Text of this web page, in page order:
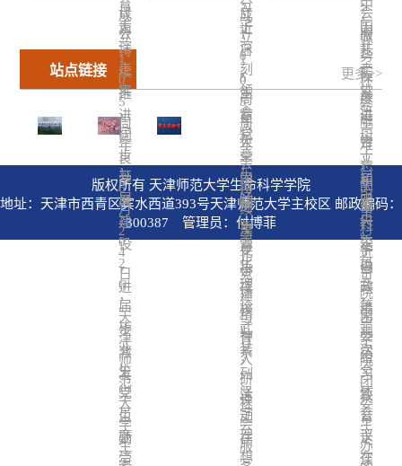
议
公
立
1
0
5
周
年
大
会
上
的
重
要
讲
话
精
神
，
研
读
.
.
主
题
党
日
活
动
会
服
务
深
度
融
合
，
生
命
科
学
学
院
党
委
组
.
.
.
党
课
暨
2026
届
毕
业
生
党
员
主
题
教
育、
新
发
展
党
员
集
体
宣
誓
育
走
深
走
实
，
同
步
开
展
2
0
2
6
届
毕
业
生
党
员
廉
洁
分
子
讲
授
专
题
党
课
分
子
深
刻
领
会
党
章
内
涵
、
强
化
理
论
武
装
、
坚
定
理
想
中
国
共
产
党
第
二
十
届
中
央
委
员
会
第
三
次
全
体
会
议
在
学
学
院
联
合
天
津
市
规
划
展
览
馆
举
办
庆
祝
中
国
共
产
党
成
立
成
立
1
0
5
周
年
，
6
月
2
4
日
，
天
津
师
范
大
学
生
命
科
学
学
院
党
委
开
展
庆
祝
中
国
共
产
党
成
立
105
周
年
主
题
党
成
立
1
0
5
周
年
，
持
续
深
化
党
建
与
育
人
、
社
会
服
就
业
故
事
分
享
会
顺
利
举
办
，
做
一
件
终
生
难
忘
的
事
。
近
日
，
由
学
院
团
委
主
办
聚
力
研
途
启
新
程
生
命
科
学
学
院
举
办
学
风
建
设
暨
2027
届
考
：
为
持
续
推
进
优
良
学
风
建
设
，
进
一
步
激
发
学
生
勤
学
年
夜
校”
再
度
启
航，
点
亮
青
春
规
划
之
路
：
近
日
，
生
命
科
学
学
院
“
青
年
夜
校
”
系
列
活
动
在
一
展
树
立
和
践
行
正
确
政
绩
观
学
习
教
育
学
生
党
员
专
题
党
课
：
为
扎
实
推
进
树
立
和
践
行
正
确
政
绩
观
学
习
教
育
走
深
站点链接 更多>>
版权所有 天津师范大学生命科学学院
地址：天津市西青区宾水西道393号天津师范大学主校区 邮政编码：
300387 管理员：付博菲